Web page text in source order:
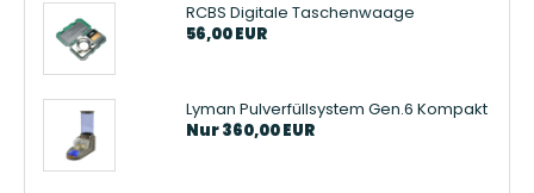
RCBS Digitale Taschenwaage
56,00 EUR
Lyman Pulverfüllsystem Gen.6 Kompakt
Nur 360,00 EUR